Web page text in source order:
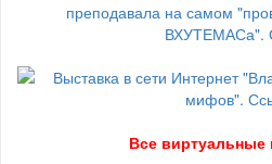
Все виртуальные